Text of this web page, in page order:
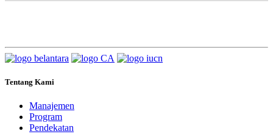
Tentang Kami
Manajemen
Program
Pendekatan